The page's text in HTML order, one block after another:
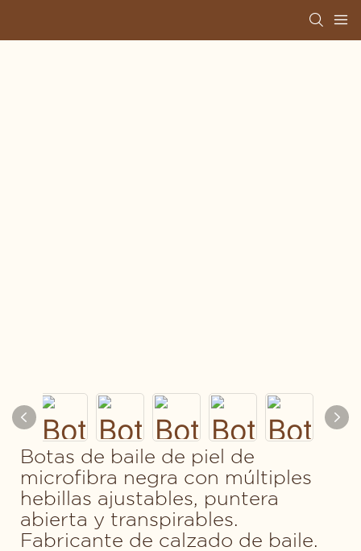
Botas de baile de piel de
microfibra negra con múltiples
hebillas ajustables, puntera
abierta y transpirables.
Fabricante de calzado de baile.